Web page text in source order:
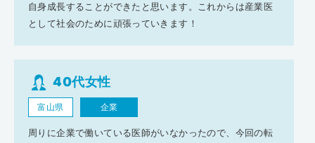
自身成長することができたと思います。これからは産業医
として社会のために頑張っていきます！
40代女性
富山県 企業
周りに企業で働いている医師がいなかったので、今回の転